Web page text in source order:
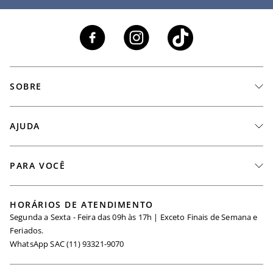
SOBRE
Seja um Revendedor
Igualdade Salarial
Requisição de Dados
AJUDA
Minha Conta
Trocas
PARA VOCÊ
Maternidade
Seja um Afiliado
HORÁRIOS DE ATENDIMENTO
Segunda a Sexta - Feira das 09h às 17h | Exceto Finais de Semana e
Feriados.
WhatsApp SAC (11) 93321-9070